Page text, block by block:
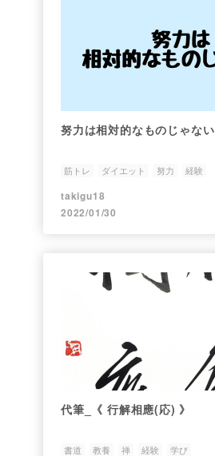
努力は相対的なものじゃない
筋トレ ダイエット 努力 経験
takigu18
2022/01/30
代筆_《 行解相應(応) 》
書道 教養 禅 経験 学び